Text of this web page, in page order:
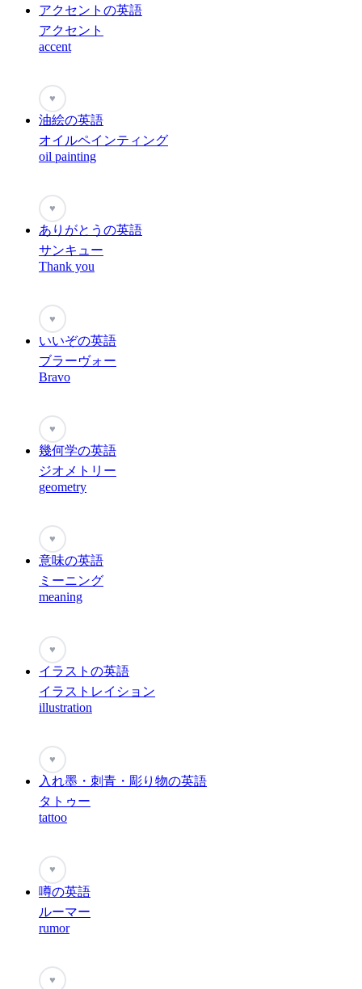
アクセントの英語
アクセント
accent
♥
油絵の英語
オイルペインティング
oil painting
♥
ありがとうの英語
サンキュー
Thank you
♥
いいぞの英語
ブラーヴォー
Bravo
♥
幾何学の英語
ジオメトリー
geometry
♥
意味の英語
ミーニング
meaning
♥
イラストの英語
イラストレイション
illustration
♥
入れ墨・刺青・彫り物の英語
タトゥー
tattoo
♥
噂の英語
ルーマー
rumor
♥